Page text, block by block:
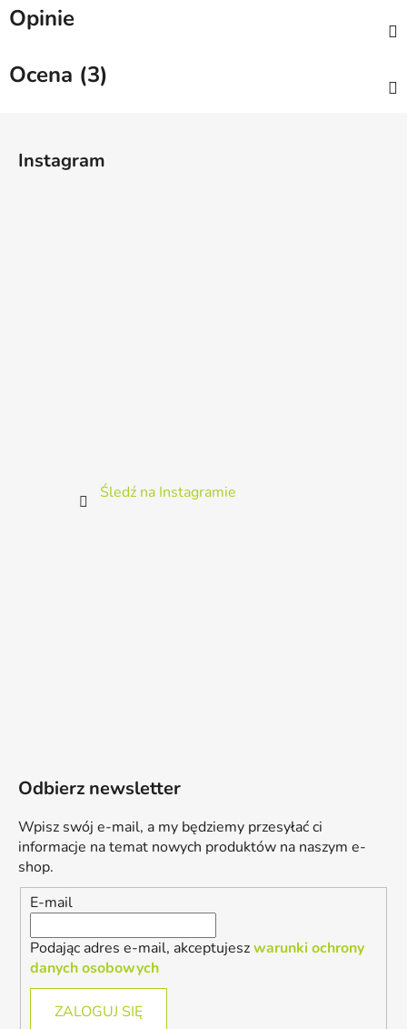
Opinie
Ocena (3)
Instagram
Śledź na Instagramie
Odbierz newsletter
Wpisz swój e-mail, a my będziemy przesyłać ci
informacje na temat nowych produktów na naszym e-
shop.
E-mail
Podając adres e-mail, akceptujeszwarunki ochrony
danych osobowych
ZALOGUJ SIĘ